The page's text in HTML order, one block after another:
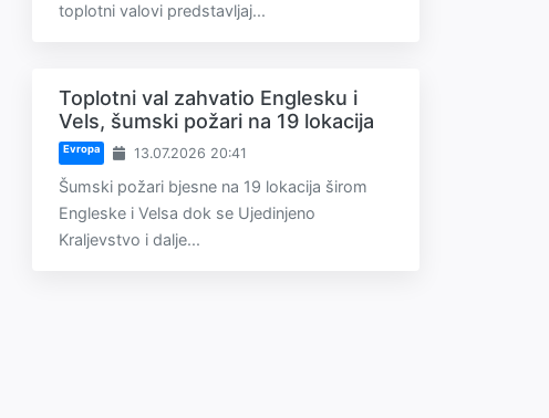
toplotni valovi predstavljaj...
Toplotni val zahvatio Englesku i
Vels, šumski požari na 19 lokacija
Evropa 13.07.2026 20:41
Šumski požari bjesne na 19 lokacija širom
Engleske i Velsa dok se Ujedinjeno
Kraljevstvo i dalje...